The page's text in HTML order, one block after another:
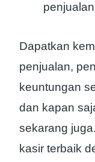
Dapatkan
penjualan,
keuntungan
dan kapan
sekarang
kasir terbaik